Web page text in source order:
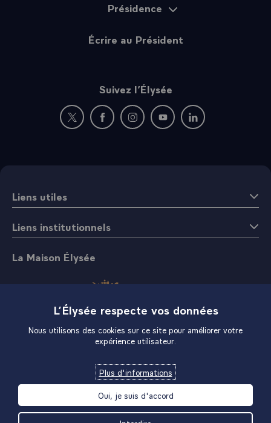
Présidence
Écrire au Président
Suivez l’Élysée
Nouvelle fenêtre : rejoignez-nous sur Twitter
Nouvelle fenêtre : rejoignez-nous sur
Nouvelle fenêtre : rejoignez-nous
Nouvelle fenêtre :
Nouvelle fenêtre :
Liens utiles
Liens institutionnels
La Maison Élysée
L’Élysée respecte vos données
Nous utilisons des cookies sur ce site pour améliorer votre
expérience utilisateur.
Plus d'informations
Oui, je suis d'accord